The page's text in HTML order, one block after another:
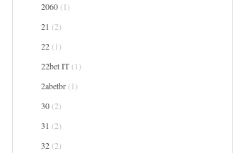
2060(1)
21 (2)
22(1)
22bet IT(1)
2abetbr(1)
30(2)
31 (2)
32(2)